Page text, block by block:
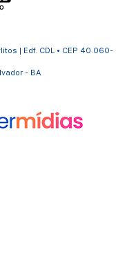
| Edf. CDL • CEP 40.060-
- BA